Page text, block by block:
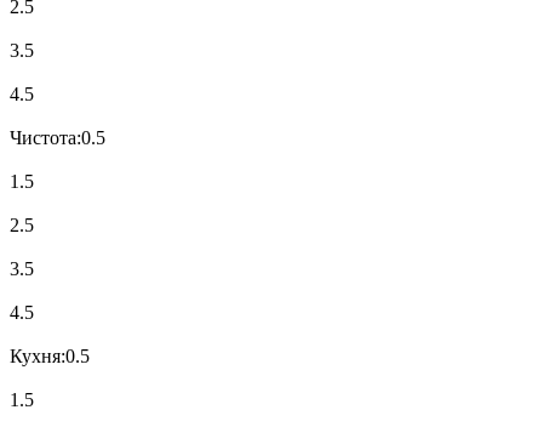
2.5
3.5
4.5
Чистота:0.5
1.5
2.5
3.5
4.5
Кухня:0.5
1.5